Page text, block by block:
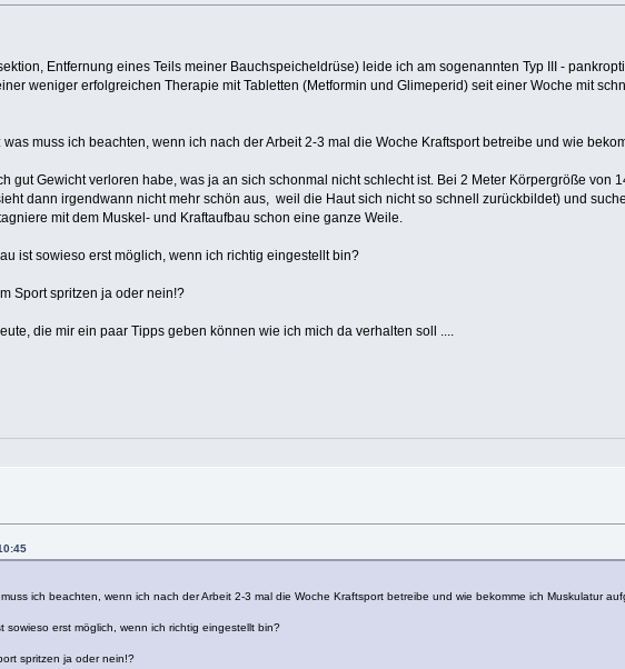
Entfernung eines Teils meiner Bauchspeicheldrüse) leide ich am sogenannten Typ III -
weniger erfolgreichen Therapie mit Tabletten (Metformin und Glimeperid) seit einer Woche mit
muss ich beachten, wenn ich nach der Arbeit 2-3 mal die Woche Kraftsport betreibe und wie
gut Gewicht verloren habe, was ja an sich schonmal nicht schlecht ist. Bei 2 Meter Körpergröße von
dann irgendwann nicht mehr schön aus, weil die Haut sich nicht so schnell zurückbildet) und
mit dem Muskel- und Kraftaufbau schon eine ganze Weile.
ist sowieso erst möglich, wenn ich richtig eingestellt bin?
Sport spritzen ja oder nein!?
die mir ein paar Tipps geben können wie ich mich da verhalten soll ....
ich beachten, wenn ich nach der Arbeit 2-3 mal die Woche Kraftsport betreibe und wie bekomme ich Muskulatur
erst möglich, wenn ich richtig eingestellt bin?
spritzen ja oder nein!?